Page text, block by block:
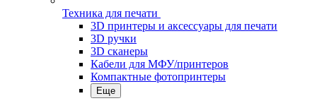
Техника для печати
3D принтеры и аксессуары для печати
3D ручки
3D сканеры
Кабели для МФУ/принтеров
Компактные фотопринтеры
Еще